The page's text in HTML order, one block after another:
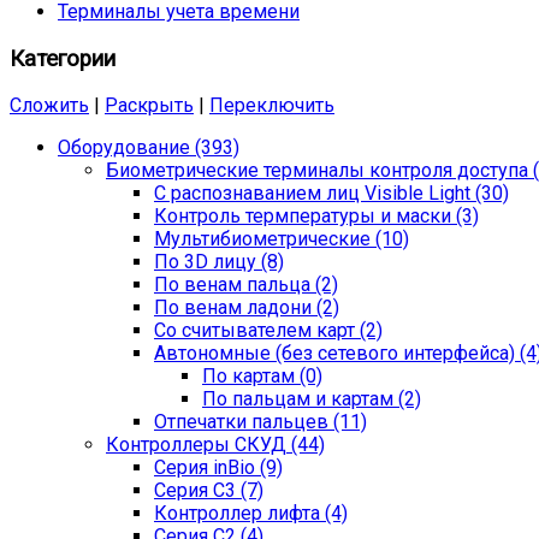
Терминалы учета времени
Категории
Сложить Раскрыть
Переключить
Оборудование (393)
Биометрические терминалы контроля доступа
С распознаванием лиц Visible Light (30)
Контроль термпературы и маски (3)
Мультибиометрические (10)
По 3D лицу (8)
По венам пальца (2)
По венам ладони (2)
Со считывателем карт (2)
Автономные (без сетевого интерфейса)
По картам (0)
По пальцам и картам (2)
Отпечатки пальцев (11)
Контроллеры СКУД (44)
Серия inBio (9)
Серия С3 (7)
Контроллер лифта (4)